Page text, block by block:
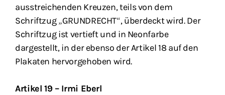
ausstreichenden Kreuzen, teils von dem
Schriftzug „GRUNDRECHT“, überdeckt wird. Der
Schriftzug ist vertieft und in Neonfarbe
dargestellt, in der ebenso der Artikel 18 auf den
Plakaten hervorgehoben wird.
Artikel 19 – Irmi Eberl